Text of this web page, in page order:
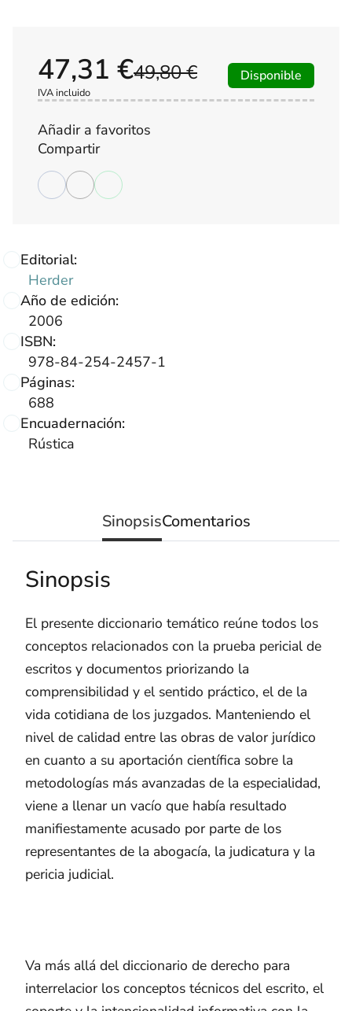
Editorial:
Herder
Año de edición:
2006
ISBN:
978-84-254-2457-1
Páginas:
688
Encuadernación:
Rústica
49,80 €
47,31 €
IVA incluido
Disponible
Añadir a favoritos
Compartir
SinopsisComentarios
Sinopsis
El presente diccionario temático reúne todos los
conceptos relacionados con la prueba pericial de
escritos y documentos priorizando la
comprensibilidad y el sentido práctico, el de la
vida cotidiana de los juzgados. Manteniendo el
nivel de calidad entre las obras de valor jurídico
en cuanto a su aportación científica sobre la
metodologías más avanzadas de la especialidad,
viene a llenar un vacío que había resultado
manifiestamente acusado por parte de los
representantes de la abogacía, la judicatura y la
pericia judicial.
Va más allá del diccionario de derecho para
interrelacior los conceptos técnicos del escrito, el